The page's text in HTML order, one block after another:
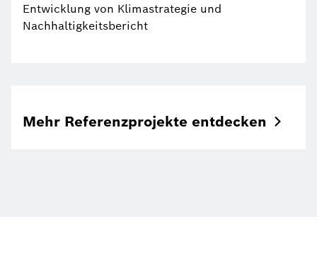
Entwicklung von Klimastrategie und
Nachhaltigkeitsbericht
Mehr Referenzprojekte entdecken